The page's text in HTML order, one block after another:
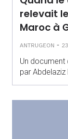
relevait
Maroc à
ANTRUGEON -
Un document
par Abdelaziz